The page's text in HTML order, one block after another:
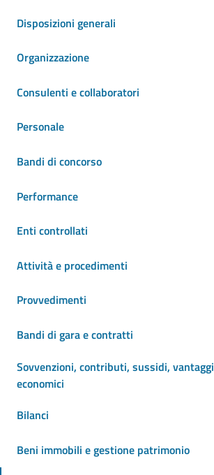
Disposizioni generali
Organizzazione
Consulenti e collaboratori
Personale
Bandi di concorso
Performance
Enti controllati
Attività e procedimenti
Provvedimenti
Bandi di gara e contratti
Sovvenzioni, contributi, sussidi, vantaggi
economici
Bilanci
Beni immobili e gestione patrimonio